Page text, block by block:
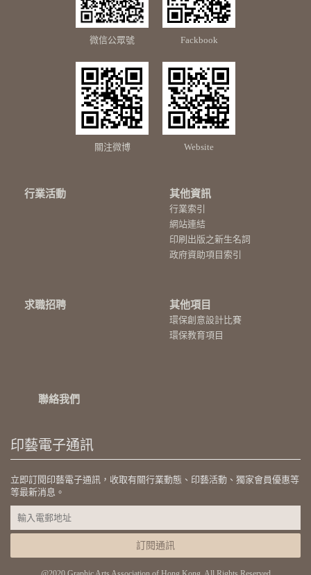
微信公眾號 Fackbook
關注微博 Website
行業活動 其他資訊
行業索引
網站連結
印刷出版之新生名詞
政府資助項目索引
求職招聘 其他項目
環保創意設計比賽
環保教育項目
聯絡我們
印藝電子通訊
立即訂閱印藝電子通訊，收取有關行業動態、印藝活動、獨家會員優惠等
等最新消息。
訂閱通訊